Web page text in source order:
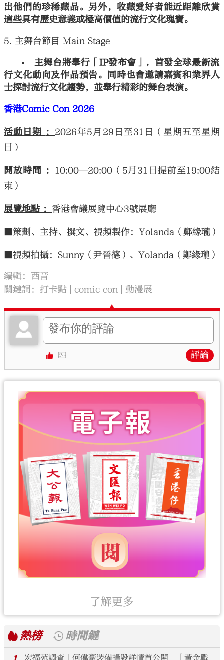
出他們的珍稀藏品。另外，收藏愛好者能近距離欣賞
這些具有歷史意義或極高價值的流行文化瑰寶。
5. 主舞台節目 Main Stage
主舞台將舉行「IP發布會」，首發全球最新流
行文化動向及作品預告。同時也會邀請嘉賓和業界人
士探討流行文化趨勢，並舉行精彩的舞台表演。
香港Comic Con 2026
活動日期 ： 2026年5月29日至31日（星期五至星期
日）
開放時間 ：
10:00—20:00（5月31日提前至19:00結
束）
展覽地點 ：香港會議展覽中心3號展廳
■策劃、主持、撰文、視頻製作：Yolanda（鄭緣瓏）
■視頻拍攝：Sunny（尹晉德）、Yolanda（鄭緣瓏）
編輯：西音
關鍵詞： 打卡點 comic con 動漫展
評論
了解更多
熱榜
時間鏈
宏福苑調查｜何偉豪裝備損毀詳情首公開 「黃金戰